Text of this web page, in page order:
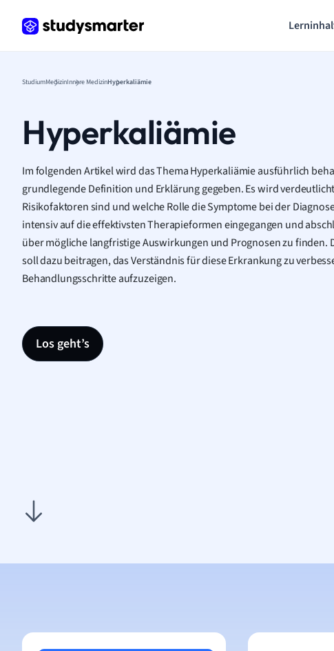
StudiumMedizinInnere MedizinHyperkaliämie
Hyperkaliämie
Im folgenden Artikel wird das Thema Hyperkaliämie ausführlich
grundlegende Definition und Erklärung gegeben. Es wird
Risikofaktoren sind und welche Rolle die Symptome bei der
intensiv auf die effektivsten Therapieformen eingegangen und
über mögliche langfristige Auswirkungen und Prognosen zu finden.
soll dazu beitragen, das Verständnis für diese Erkrankung zu
Behandlungsschritte aufzuzeigen.
Los geht’s